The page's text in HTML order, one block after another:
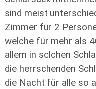
sind meist
Zimmer für 2
welche für mehr als
allem in solchen
die herrschenden
die Nacht für alle so